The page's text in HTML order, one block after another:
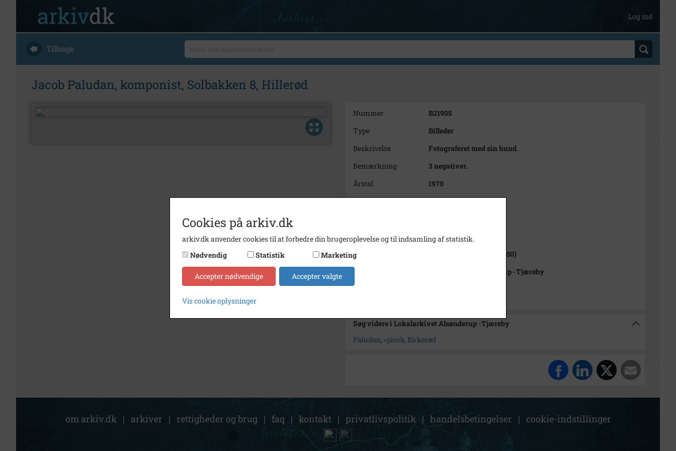
Log ind
Tilbage
Jacob Paludan, komponist, Solbakken 8, Hillerød
Nummer
B21905
Type
Billeder
Beskrivelse
Fotograferet med sin hund.
Bemærkning
3 negativer.
Årstal
1970
Fotograf
Jørgen Rubæk Hansen
Type
Sogn (1000-2050)
Enhed
Birkerød Sogn (1000-2050)
Arkiv
Lokalarkivet Alsønderup -Tjæreby
Søg videre i Lokalarkivet Alsønderup -Tjæreby
Paludan, <jscob, Birkerød
om arkiv.dk | arkiver | rettigheder og brug | faq | kontakt | privatlivspolitik | handelsbetingelser | cookie-indstillinger
Cookies på arkiv.dk
arkiv.dk anvender cookies til at forbedre din brugeroplevelse og til indsamling af statistik.
Nødvendig
Statistik Marketing
Accepter nødvendige Accepter valgte
Vis cookie oplysninger